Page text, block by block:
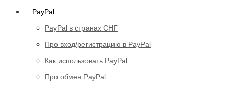
PayPal
PayPal в странах СНГ
Про вход/регистрацию в PayPal
Как использовать PayPal
Про обмен PayPal